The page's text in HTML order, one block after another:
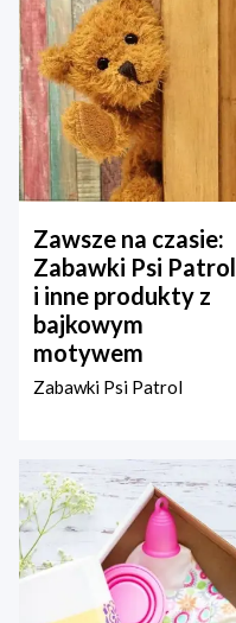
Zawsze na czasie:
Zabawki Psi Patrol
i inne produkty z
bajkowym
motywem
Zabawki Psi Patrol